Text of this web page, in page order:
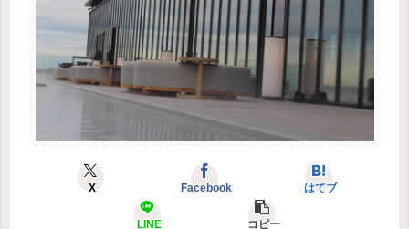
X Facebook はてブ
LINE コピー